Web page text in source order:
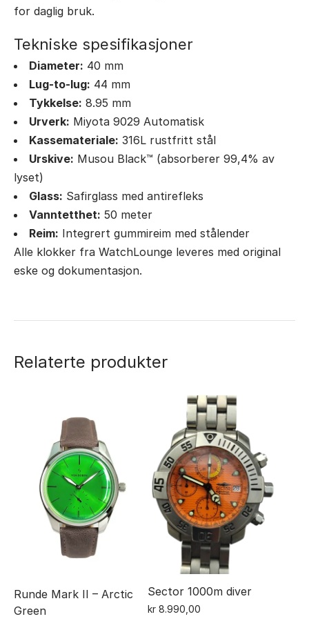
for daglig bruk.
Tekniske spesifikasjoner
Diameter: 40 mm
Lug-to-lug: 44 mm
Tykkelse: 8.95 mm
Urverk: Miyota 9029 Automatisk
Kassemateriale: 316L rustfritt stål
Urskive: Musou Black™ (absorberer 99,4% av
lyset)
Glass: Safirglass med antirefleks
Vanntetthet: 50 meter
Reim: Integrert gummireim med stålender
Alle klokker fra WatchLounge leveres med original
eske og dokumentasjon.
Relaterte produkter
Runde Mark II – Arctic
Green
Sector 1000m diver
kr 8.990,00